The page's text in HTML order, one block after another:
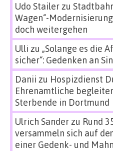
Udo Stailerzu
Wagen“-
doch weitergehen
Ulli zu „Solange es die
sicher“: Gedenken an
Danii zu Hospizdienst
Ehrenamtliche
Sterbende in Dortmund
Ulrich Sanderzu Rund
versammeln sich auf
einer Gedenk- und